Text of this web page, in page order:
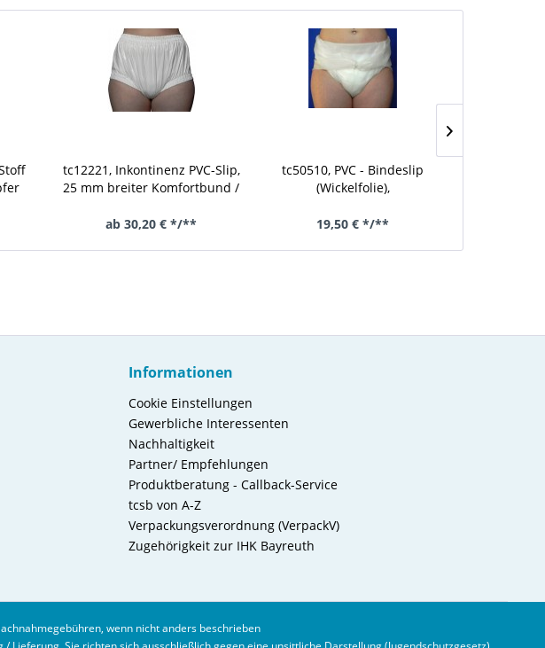
tc12221, Inkontinenz PVC-Slip,
25 mm breiter Komfortbund /
ab 30,20 € */**
tc50510, PVC - Bindeslip
(Wickelfolie),
19,50 € */**
Informationen
Cookie Einstellungen
Gewerbliche Interessenten
Nachhaltigkeit
Partner/ Empfehlungen
Produktberatung - Callback-Service
tcsb von A-Z
Verpackungsverordnung (VerpackV)
Zugehörigkeit zur IHK Bayreuth
wenn nicht anders beschrieben